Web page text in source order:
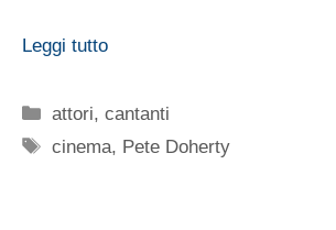
Leggi tutto
Categorie
attori,cantanti
Tag
cinema, Pete Doherty